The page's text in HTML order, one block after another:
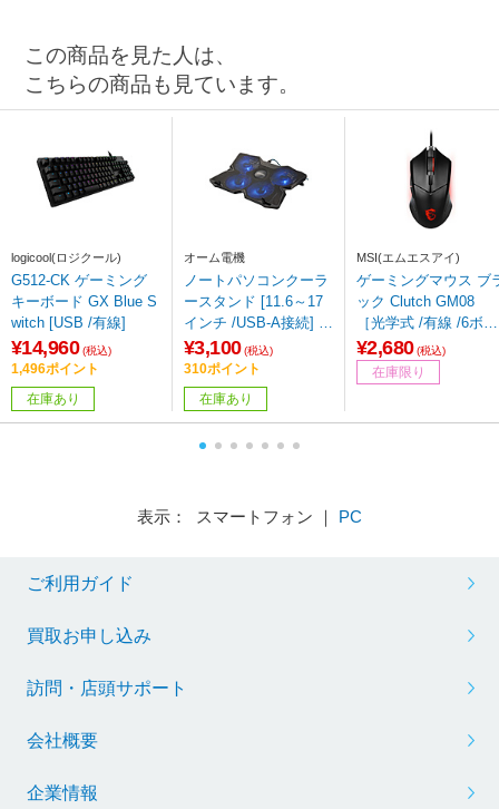
この商品を見た人は、
こちらの商品も見ています。
logicool(ロジクール)
G512-CK ゲーミング
キーボード GX Blue S
witch [USB /有線]
¥14,960 (税込)
1,496ポイント
在庫あり
オーム電機
ノートパソコンクーラ
ースタンド [11.6～17
インチ /USB-A接続] 4
ファン ブラック PC-S
C02-K
¥3,100 (税込)
310ポイント
在庫あり
MSI(エムエスアイ)
ゲーミングマウス ブラ
ック Clutch GM08
［光学式 /有線 /6ボタ
ン /USB］
¥2,680 (税込)
在庫限り
表示： スマートフォン ｜ PC
ご利用ガイド
買取お申し込み
訪問・店頭サポート
会社概要
企業情報